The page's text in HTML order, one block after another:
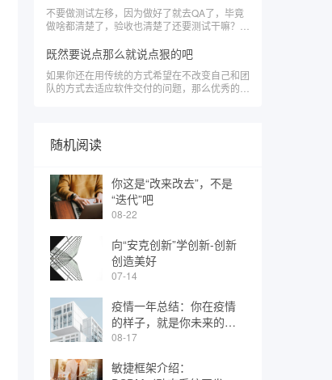
不要做测试左移，因为做好了就去QA了，毕竟​
做啥都清楚了，验收也清楚了还要测试干嘛？​难
既然要说点那么就说点狠的吧
如果你还在用传统的方式希望​在不改变自己和团
队的方式去适应软件交付的问题，那么优秀的
随机阅读
你这是“改来改去”，不是
“迭代”吧
08-22
向“安克创新”学创新-创新
创造美好
07-14
疫情一年总结：你在疫情
的样子，就是你未来的样
子
08-17
敏捷框架介绍：